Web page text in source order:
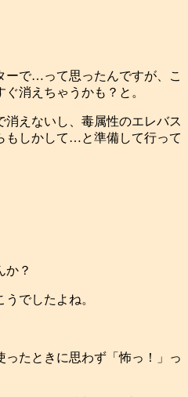
ーで…って思ったんですが、こ
消えちゃうかも？と。
えないし、毒属性のエレバス
もしかして…と準備して行って
か？
でしたよね。
たときに思わず「怖っ！」っ